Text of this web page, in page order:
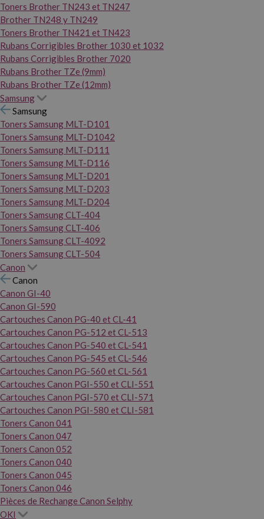
Toners Brother TN243 et TN247
Brother TN248 y TN249
Toners Brother TN421 et TN423
Rubans Corrigibles Brother 1030 et 1032
Rubans Corrigibles Brother 7020
Rubans Brother TZe (9mm)
Rubans Brother TZe (12mm)
Samsung
Samsung
Toners Samsung MLT-D101
Toners Samsung MLT-D1042
Toners Samsung MLT-D111
Toners Samsung MLT-D116
Toners Samsung MLT-D201
Toners Samsung MLT-D203
Toners Samsung MLT-D204
Toners Samsung CLT-404
Toners Samsung CLT-406
Toners Samsung CLT-4092
Toners Samsung CLT-504
Canon
Canon
Canon GI-40
Canon GI-590
Cartouches Canon PG-40 et CL-41
Cartouches Canon PG-512 et CL-513
Cartouches Canon PG-540 et CL-541
Cartouches Canon PG-545 et CL-546
Cartouches Canon PG-560 et CL-561
Cartouches Canon PGI-550 et CLI-551
Cartouches Canon PGI-570 et CLI-571
Cartouches Canon PGI-580 et CLI-581
Toners Canon 041
Toners Canon 047
Toners Canon 052
Toners Canon 040
Toners Canon 045
Toners Canon 046
Pièces de Rechange Canon Selphy
OKI